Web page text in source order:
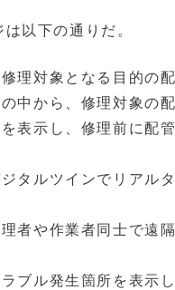
以下の通りだ。
理対象となる目的の
中から、修理対象の配
表示し、修理前に配
タルツインでリアル
者や作業者同士で遠
ブル発生箇所を表示